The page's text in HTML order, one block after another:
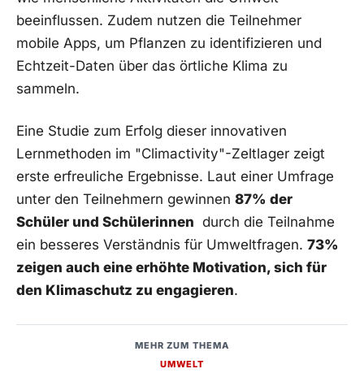
beeinflussen.‍ Zudem nutzen die Teilnehmer
⁣mobile⁢ Apps, um Pflanzen⁤ zu identifizieren und
⁣Echtzeit-Daten über ‌das örtliche Klima‌ zu
sammeln.
Eine Studie zum Erfolg dieser innovativen
Lernmethoden im "Climactivity"-Zeltlager zeigt
erste erfreuliche Ergebnisse. Laut einer‍ Umfrage
unter den Teilnehmern gewinnen 87%⁤ der
Schüler und Schülerinnen ‍ durch ​die⁤ Teilnahme⁢
ein besseres ​Verständnis für Umweltfragen. 73%​
zeigen auch eine​ erhöhte Motivation, ⁢sich für
‍den Klimaschutz​ zu engagieren.
MEHR ZUM THEMA
UMWELT